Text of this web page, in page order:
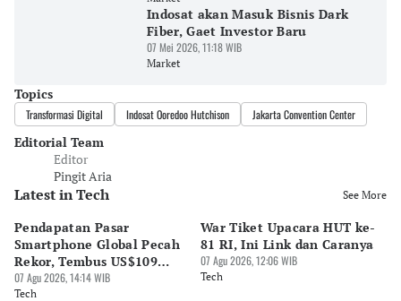
Indosat akan Masuk Bisnis Dark
Fiber, Gaet Investor Baru
07 Mei 2026, 11:18 WIB
Market
Topics
Transformasi Digital Indosat Ooredoo Hutchison Jakarta Convention Center
Editorial Team
Editor
Pingit Aria
Latest in Tech See More
Pendapatan Pasar
Smartphone Global Pecah
Rekor, Tembus US$109
Miliar
07 Agu 2026, 14:14 WIB
Tech
War Tiket Upacara HUT ke-
81 RI, Ini Link dan Caranya
07 Agu 2026, 12:06 WIB
Tech